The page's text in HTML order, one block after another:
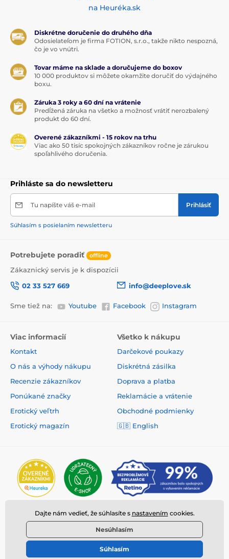
na Heuréka.sk
Diskrétne doručenie do druhého dňa
Odosielateľom je firma FOTION, s.r.o., takže nikto nespozná,
čo je vo vnútri.
Tovar máme na sklade a doručujeme do boxov
10 000 produktov si môžete okamžite doručiť do výdajného
boxu.
Záruka 3 roky a 60 dní na vrátenie
Predĺžená záruka na všetko a možnosť vrátiť nerozbalený
produkt do 60 dní.
Overené zákazníkmi - 15 rokov na trhu
Viac ako 50 tisíc spokojných zákazníkov ročne je zárukou
spoľahlivého doručenia.
Prihláste sa do newsletteru
Tu napíšte váš e-mail Prihlásiť
Súhlasím s posielaním newsletteru
Potrebujete poradiť offline
Zákaznický servis je k dispozícii
02 33 527 669
info@deeplove.sk
Sme tiež na: Youtube Facebook Instagram
Viac informacií
Kontakt
O nás a výhody nákupu
Recenzie zákazníkov
Ponúkané značky
Erotický veľtrh
Erotický magazín
Všetko k nákupu
Darčekové poukazy
Diskrétná zásilka
Doprava a platba
Reklamácie a vrátenie
Obchodné podmienky
🇬🇧 English
© 2026 www.deeplove.sk ⦁ E-shop vytvorila
Dajte nám vedieť, že súhlasíte s nastavením cookies.
Nesúhlasím
Súhlasím